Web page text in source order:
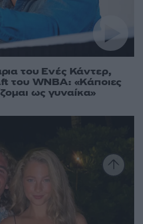
του Ενές Κάντερ,
του WNBA: «Κάποιες
ως γυναίκα»